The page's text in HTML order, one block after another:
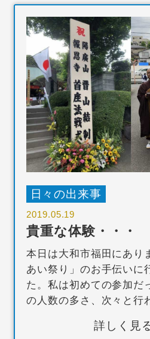
日々の出来事
2019.05.19
貴重な体験・・・
本日は大和市福田にあり
あい祭り」のお手伝いに
た。私は初めての参加だ
の人数の多さ、次々と行
詳しく見